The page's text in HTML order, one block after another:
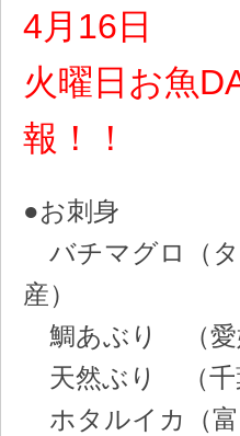
4月16日
火曜日お魚
報！！
●お刺身
バチマグロ（
産）
鯛あぶり （愛
天然ぶり （千
ホタルイカ（富